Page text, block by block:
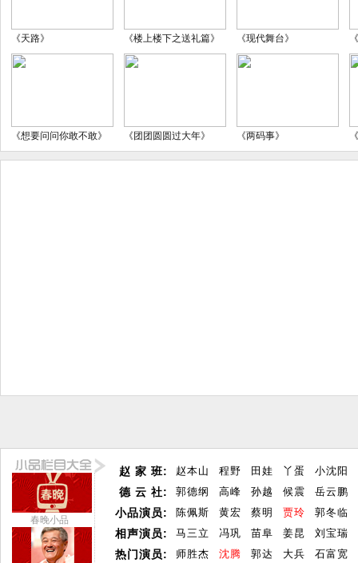
《天路》 《楼上楼下之送礼篇》 《现代舞台》
《想要问问你敢不敢》 《团团圆圆过大年》 《两码事》
春晚小品
赵 家 班:
德 云 社:
小品演员:
相声演员:
热门演员:
赵本山 程野 田娃 丫蛋
小沈阳
郭德纲
高峰 孙越 候震
岳云鹏
陈佩斯
黄宏 蔡明 贾玲
郭冬临
马三立
冯巩 苗阜 姜昆
刘宝瑞
师胜杰
沈腾 郭达 大兵 石富宽